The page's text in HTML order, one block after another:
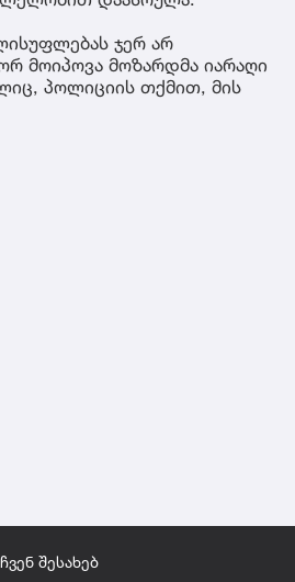
წლის ეჭვმიტანილმა
საშუალო სკოლაში
რაც მანამდე ბებია-
მოკლა, სადაც თავადაც